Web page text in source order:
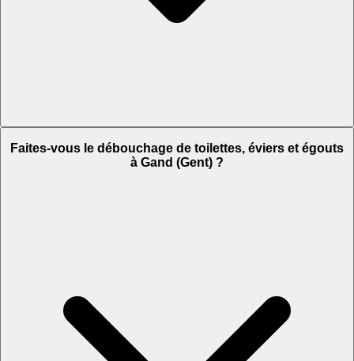
Faites-vous le débouchage de toilettes, éviers et égouts
à Gand (Gent) ?